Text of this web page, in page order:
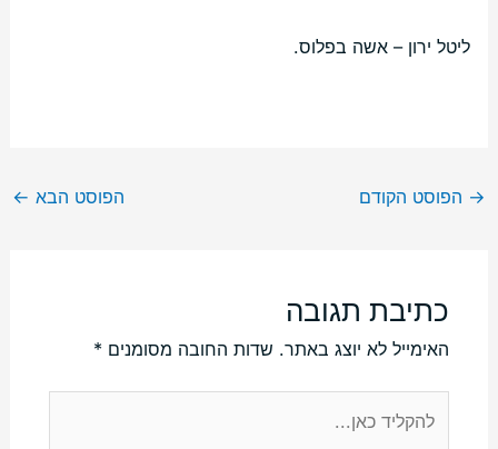
ליטל ירון – אשה בפלוס.
→ הפוסט הקודם הפוסט הבא ←
כתיבת תגובה
האימייל לא יוצג באתר. שדות החובה מסומנים *
כאן...